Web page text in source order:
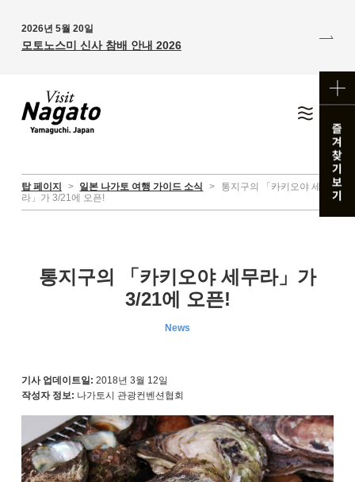
2026년 5월 20일
모토노스미 신사 참배 안내 2026
탑 페이지 > 일본 나가토 여행 가이드 소식 >
통지구의 「카키오야 세무
라」가 3/21에 오픈!
통지구의 「카키오야 세무라」가
3/21에 오픈!
News
기사 업데이트일: 2018년 3월 12일
작성자 정보: 나가토시 관광컨벤션협회